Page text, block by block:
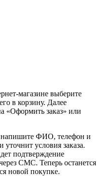
магазине выберите
в корзину. Далее
«Оформить заказ» или
напишите ФИО, телефон и
условия заказа.
подтверждение
СМС. Теперь останется
новой покупке.